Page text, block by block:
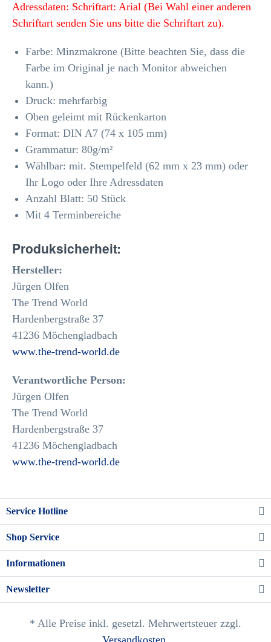
Adressdaten: Schriftart: Arial (Bei Wahl einer anderen
Schriftart senden Sie uns bitte die Schriftart zu).
Farbe: Minzmakrone (Bitte beachten Sie, dass die
Farbe im Original je nach Monitor abweichen
kann.)
Druck: mehrfarbig
Oben geleimt mit Rückenkarton
Format: DIN A7 (74 x 105 mm)
Grammatur: 80g/m²
Wählbar: mit. Stempelfeld (62 mm x 23 mm) oder
Ihr Logo oder Ihre Adressdaten
Anzahl Blatt: 50 Stück
Mit 4 Terminbereiche
Produksicherheit:
Hersteller:
Jürgen Olfen
The Trend World
Hardenbergstraße 37
41236 Möchengladbach
www.the-trend-world.de
Verantwortliche Person:
Jürgen Olfen
The Trend World
Hardenbergstraße 37
41236 Möchengladbach
www.the-trend-world.de
Service Hotline
Shop Service
Informationen
Newsletter
* Alle Preise inkl. gesetzl. Mehrwertsteuer zzgl.